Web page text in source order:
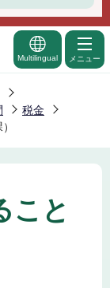
Multilingual メニュー
税金
こと